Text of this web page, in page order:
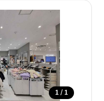
1 / 1